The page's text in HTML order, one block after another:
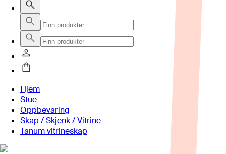
Hjem
Stue
Oppbevaring
Skap / Skjenk / Vitrine
Tanum vitrineskap